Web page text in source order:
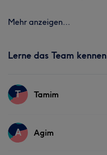
Mehr anzeigen...
Lerne das Team kennen
T Tamim
Services
A Agim